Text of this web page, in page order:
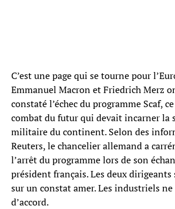
C’est une page qui se tourne pour
Emmanuel Macron et Friedrich Merz
constaté l’échec du programme Scaf,
combat du futur qui devait incarner la
militaire du continent. Selon des
Reuters, le chancelier allemand a
l’arrêt du programme lors de son
président français. Les deux dirigeants
sur un constat amer. Les industriels
d’accord.